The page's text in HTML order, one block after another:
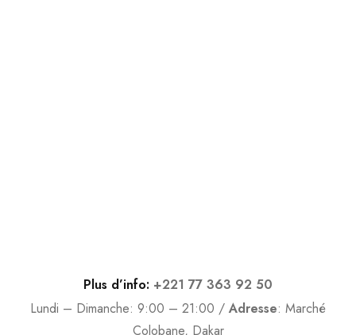
Plus d’info: +221 77 363 92 50
Lundi – Dimanche: 9:00 – 21:00 / Adresse: Marché
Colobane, Dakar